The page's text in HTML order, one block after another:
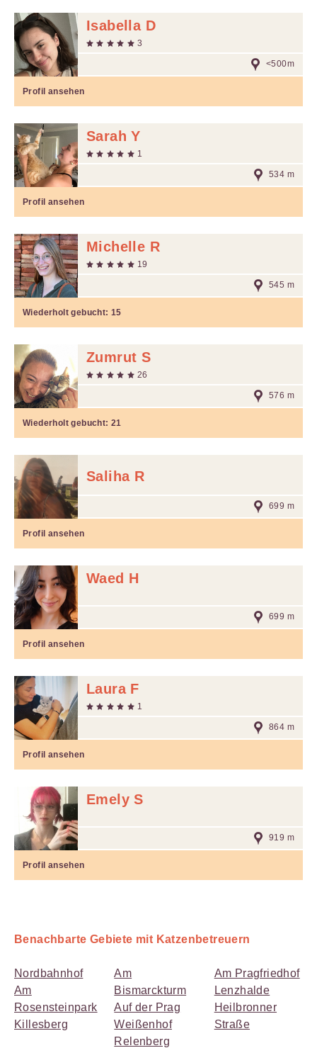
Isabella D
3
<500m
Profil ansehen
Sarah Y
1
534 m
Profil ansehen
Michelle R
19
545 m
Wiederholt gebucht:15
Zumrut S
26
576 m
Wiederholt gebucht:21
Saliha R
699 m
Profil ansehen
Waed H
699 m
Profil ansehen
Laura F
1
864 m
Profil ansehen
Emely S
919 m
Profil ansehen
Benachbarte Gebiete mit Katzenbetreuern
Nordbahnhof
Am
Rosensteinpark
Killesberg
Am
Bismarckturm
Auf der Prag
Weißenhof
Relenberg
Am Pragfriedhof
Lenzhalde
Heilbronner
Straße